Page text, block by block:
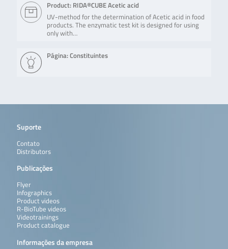
Product: RIDA®CUBE Acetic acid
UV-method for the determination of Acetic acid in food
products. The enzymatic test kit is designed for using
only with…
Página: Constituintes
Suporte
Contato
Distributors
Publicações
Flyer
Infographics
Product videos
R-BioTube videos
Videotrainings
Product catalogue
Informações da empresa